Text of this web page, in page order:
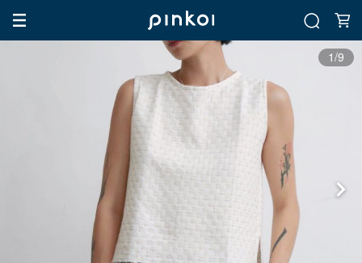
1/9